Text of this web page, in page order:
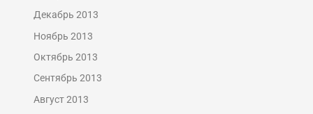
Декабрь 2013
Ноябрь 2013
Октябрь 2013
Сентябрь 2013
Август 2013